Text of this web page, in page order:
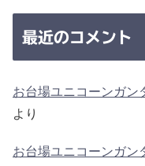
最近のコメント
お台場ユニコーンガン
より
お台場ユニコーンガン